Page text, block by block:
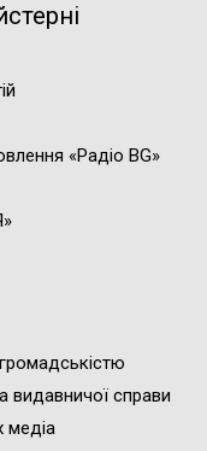
«Радіо BG»
видавничої справи
медіа